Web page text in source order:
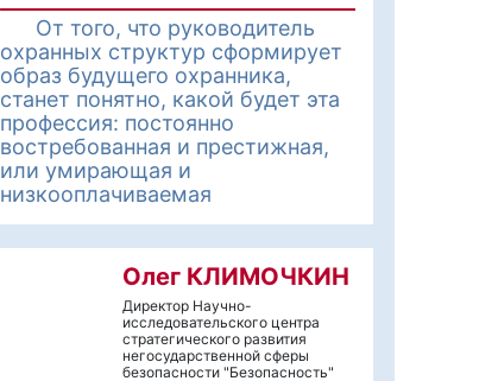
От того, что руководитель
охранных структур сформирует
образ будущего охранника,
станет понятно, какой будет эта
профессия: постоянно
востребованная и престижная,
или умирающая и
низкооплачиваемая
Олег КЛИМОЧКИН
Директор Научно-
исследовательского центра
стратегического развития
негосударственной сферы
безопасности "Безопасность"